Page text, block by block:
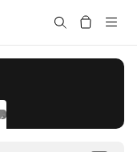
搜尋